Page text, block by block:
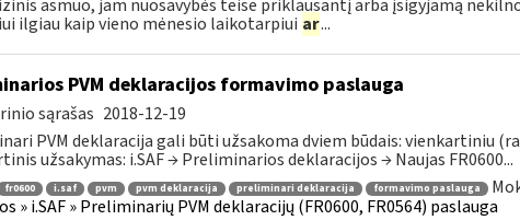
asmuo, jam nuosavybės teise priklausantį arba įsigyjamą
ilgiau kaip vieno mėnesio laikotarpiui ar...
PVM deklaracijos formavimo paslauga
sąrašas 2018-12-19
PVM deklaracija gali būti užsakoma dviem būdais: vienkartiniu
užsakymas: i.SAF → Preliminarios deklaracijos → Naujas FR0600...
fr0600 i.saf pvm pvm deklaracija preliminari deklaracija formavimo paslauga
» i.SAF » Preliminarių PVM deklaracijų (FR0600, FR0564) paslauga